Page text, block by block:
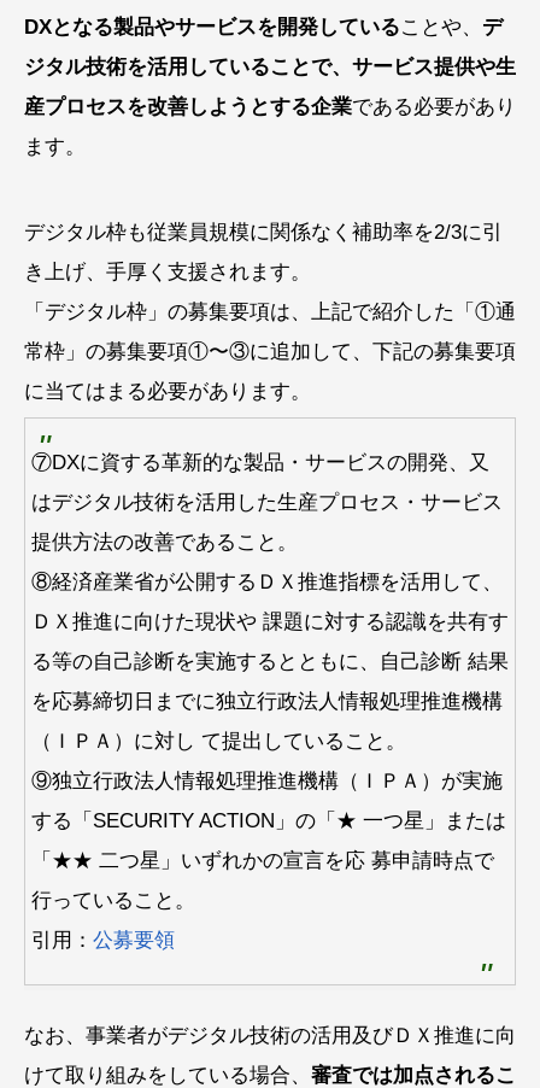
DXとなる製品やサービスを開発していることや、 デ
ジタル技術を活用していることで、サービス提供や生
産プロセスを改善しようとする企業である必要があり
ます。
デジタル枠も従業員規模に関係なく補助率を2/3に引
き上げ、手厚く支援されます。
「デジタル枠」の募集要項は、上記で紹介した「①通
常枠」の募集要項①〜③に追加して、下記の募集要項
に当てはまる必要があります。
⑦DXに資する革新的な製品・サービスの開発、又
はデジタル技術を活用した生産プロセス・サービス
提供方法の改善であること。
⑧経済産業省が公開するＤＸ推進指標を活用して、
ＤＸ推進に向けた現状や 課題に対する認識を共有す
る等の自己診断を実施するとともに、自己診断 結果
を応募締切日までに独立行政法人情報処理推進機構
（ＩＰＡ）に対し て提出していること。
⑨独立行政法人情報処理推進機構（ＩＰＡ）が実施
する「SECURITY ACTION」の「★ 一つ星」または
「★★ 二つ星」いずれかの宣言を応 募申請時点で
行っていること。
引用： 公募要領
なお、事業者がデジタル技術の活用及びＤＸ推進に向
けて取り組みをしている場合、 審査では加点されるこ